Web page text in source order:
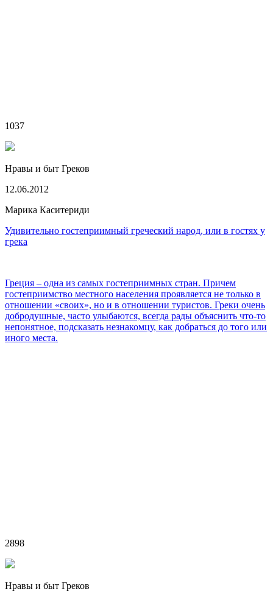
1037
Нравы и быт Греков
12.06.2012
Марика Каситериди
Удивительно гостеприимный греческий народ, или в гостях у
грека
Греция – одна из самых гостеприимных стран. Причем
гостеприимство местного населения проявляется не только в
отношении «своих», но и в отношении туристов. Греки очень
добродушные, часто улыбаются, всегда рады объяснить что-то
непонятное, подсказать незнакомцу, как добраться до того или
иного места.
2898
Нравы и быт Греков